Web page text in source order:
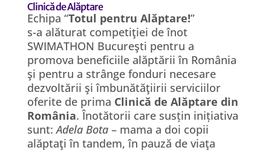
Clinică de Alăptare
Echipa “Totul pentru Alăptare!”
s-a alăturat competiţiei de înot
SWIMATHON Bucureşti pentru a
promova beneficiile alăptării în România
şi pentru a strânge fonduri necesare
dezvoltării şi îmbunătăţiirii serviciilor
oferite de prima Clinică de Alăptare din
România. Înotătorii care susțin inițiativa
sunt:Adela Bota– mama a doi copii
alăptaţi în tandem, în pauză de viaţa